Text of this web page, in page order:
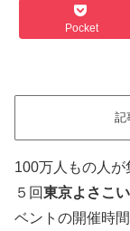
Pocket
記
100万人もの人
５回東京よさこい
ベントの開催時